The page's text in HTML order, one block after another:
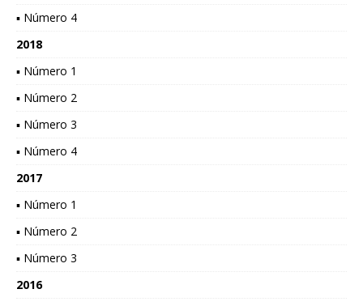
▪ Número 4
2018
▪ Número 1
▪ Número 2
▪ Número 3
▪ Número 4
2017
▪ Número 1
▪ Número 2
▪ Número 3
2016